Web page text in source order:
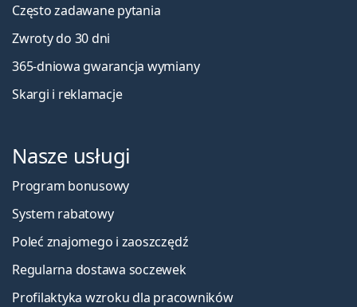
Często zadawane pytania
Zwroty do 30 dni
365-dniowa gwarancja wymiany
Skargi i reklamacje
Nasze usługi
Program bonusowy
System rabatowy
Poleć znajomego i zaoszczędź
Regularna dostawa soczewek
Profilaktyka wzroku dla pracowników